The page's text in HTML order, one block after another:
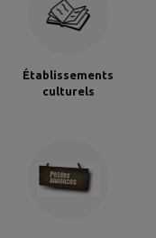
Établissements
culturels